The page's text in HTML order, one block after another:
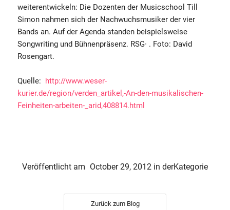
weiterentwickeln: Die Dozenten der Musicschool Till
Simon nahmen sich der Nachwuchsmusiker der vier
Bands an. Auf der Agenda standen beispielsweise
Songwriting und Bühnenpräsenz. RSG· . Foto: David
Rosengart.
Quelle: http://www.weser-
kurier.de/region/verden_artikel,-An-den-musikalischen-
Feinheiten-arbeiten-_arid,408814.html
Veröffentlicht am October 29, 2012 in derKategorie
Zurück zum Blog